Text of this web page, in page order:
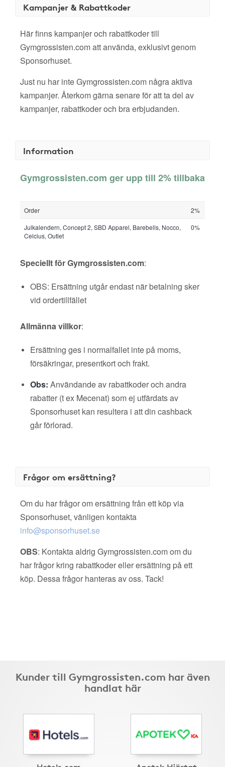
Kampanjer & Rabattkoder
Här finns kampanjer och rabattkoder till
Gymgrossisten.com att använda, exklusivt genom
Sponsorhuset.
Just nu har inte Gymgrossisten.com några aktiva
kampanjer. Återkom gärna senare för att ta del av
kampanjer, rabattkoder och bra erbjudanden.
Information
Gymgrossisten.com ger upp till 2% tillbaka
Order
2%
Julkalendern, Concept 2, SBD Apparel, Barebells, Nocco,
Celcius, Outlet
0%
Speciellt för Gymgrossisten.com:
OBS: Ersättning utgår endast när betalning sker
vid ordertillfället
Allmänna villkor:
Ersättning ges i normalfallet inte på moms,
försäkringar, presentkort och frakt.
Obs: Användande av rabattkoder och andra
rabatter (t ex Mecenat) som ej utfärdats av
Sponsorhuset kan resultera i att din cashback
går förlorad.
Frågor om ersättning?
Om du har frågor om ersättning från ett köp via
Sponsorhuset, vänligen kontakta
info@sponsorhuset.se
OBS: Kontakta aldrig Gymgrossisten.com om du
har frågor kring rabattkoder eller ersättning på ett
köp. Dessa frågor hanteras av oss. Tack!
Kunder till Gymgrossisten.com har även
handlat här